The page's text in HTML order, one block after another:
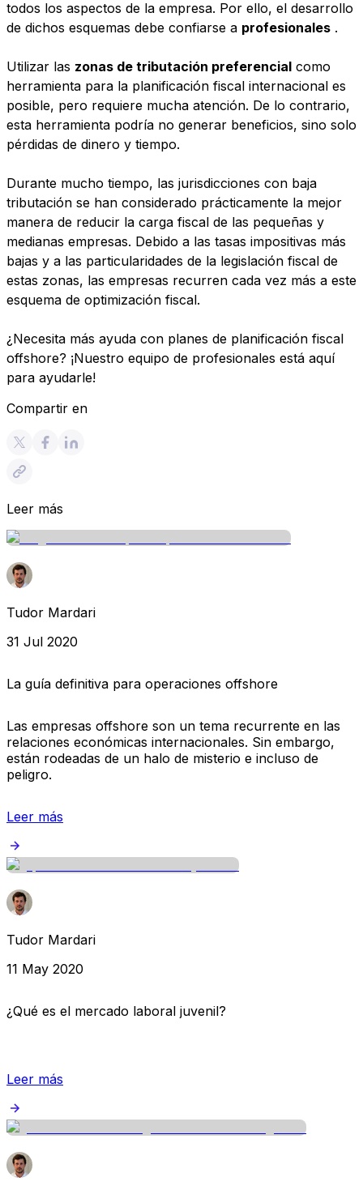
todos los aspectos de la empresa. Por ello, el desarrollo
de dichos esquemas debe confiarse a profesionales .
Utilizar las zonas de tributación preferencial como
herramienta para la planificación fiscal internacional es
posible, pero requiere mucha atención. De lo contrario,
esta herramienta podría no generar beneficios, sino solo
pérdidas de dinero y tiempo.
Durante mucho tiempo, las jurisdicciones con baja
tributación se han considerado prácticamente la mejor
manera de reducir la carga fiscal de las pequeñas y
medianas empresas. Debido a las tasas impositivas más
bajas y a las particularidades de la legislación fiscal de
estas zonas, las empresas recurren cada vez más a este
esquema de optimización fiscal.
¿Necesita más ayuda con planes de planificación fiscal
offshore? ¡Nuestro equipo de profesionales está aquí
para ayudarle!
Compartir en
Leer más
Tudor Mardari
31 Jul 2020
La guía definitiva para operaciones offshore
Las empresas offshore son un tema recurrente en las
relaciones económicas internacionales. Sin embargo,
están rodeadas de un halo de misterio e incluso de
peligro.
Leer más
Tudor Mardari
11 May 2020
¿Qué es el mercado laboral juvenil?
Leer más